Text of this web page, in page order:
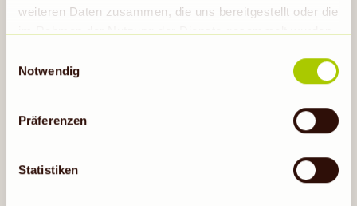
weiteren Daten zusammen, die uns bereitgestellt oder die
im Rahmen der Nutzung der Dienste gesammelt wurden.
erhobenen Daten in den USA durch Google: Unsere
Informationen hierzu findest du unter Datenschutz. Indem
auf „Cookies zulassen“ geklickt bzw. statistische
1 S. 1 lit a DS-GVO eingewilligt, dass die Daten in den
Notwendig
Präferenzen
Statistiken
100 g (1 kg=28,90